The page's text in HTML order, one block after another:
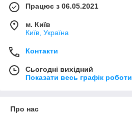
Працює з 06.05.2021
м. Київ
Київ, Україна
Контакти
Сьогодні вихідний
Показати весь графік роботи
Про нас